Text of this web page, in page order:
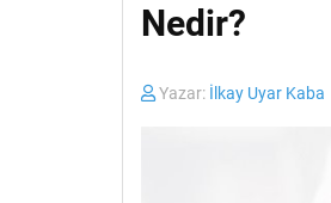
Nedir?
Yazar: İlkay Uyar Kaba